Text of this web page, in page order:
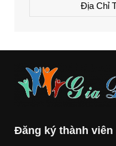
Địa Chỉ
Đăng ký thành viên